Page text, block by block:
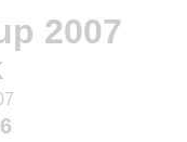
2007